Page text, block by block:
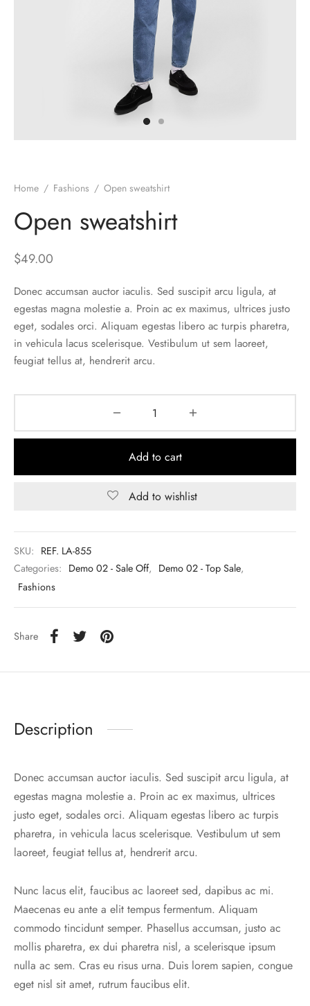
Home / Fashions / Open sweatshirt
Open sweatshirt
$49.00
Donec accumsan auctor iaculis. Sed suscipit arcu ligula, at
egestas magna molestie a. Proin ac ex maximus, ultrices justo
eget, sodales orci. Aliquam egestas libero ac turpis pharetra,
in vehicula lacus scelerisque. Vestibulum ut sem laoreet,
feugiat tellus at, hendrerit arcu.
Add to cart
Add to wishlist
SKU: REF. LA-855
Categories: Demo 02 - Sale Off, Demo 02 - Top Sale,
Fashions
Share
Description
Donec accumsan auctor iaculis. Sed suscipit arcu ligula, at
egestas magna molestie a. Proin ac ex maximus, ultrices
justo eget, sodales orci. Aliquam egestas libero ac turpis
pharetra, in vehicula lacus scelerisque. Vestibulum ut sem
laoreet, feugiat tellus at, hendrerit arcu.
Nunc lacus elit, faucibus ac laoreet sed, dapibus ac mi.
Maecenas eu ante a elit tempus fermentum. Aliquam
commodo tincidunt semper. Phasellus accumsan, justo ac
mollis pharetra, ex dui pharetra nisl, a scelerisque ipsum
nulla ac sem. Cras eu risus urna. Duis lorem sapien, congue
eget nisl sit amet, rutrum faucibus elit.